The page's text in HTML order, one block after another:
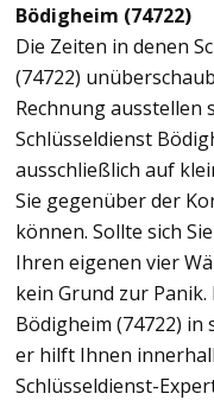
Bödigheim (74722)
Die Zeiten in denen
(74722)
Rechnung ausstellen
Schlüsseldienst
ausschließlich auf
Sie gegenüber der
können. Sollte sich
Ihren eigenen vier
kein Grund zur Panik.
Bödigheim (74722) in
er hilft Ihnen
Schlüsseldienst-